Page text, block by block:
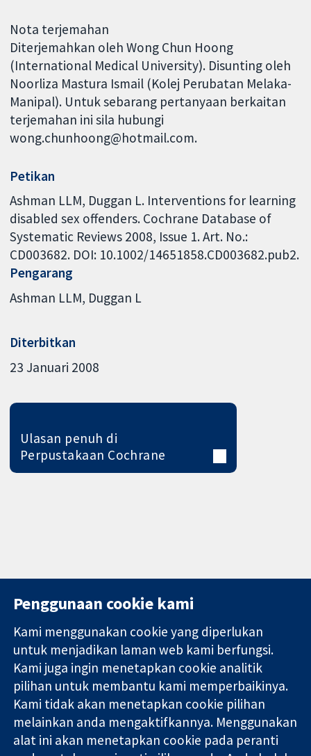
Nota terjemahan
Diterjemahkan oleh Wong Chun Hoong
(International Medical University). Disunting oleh
Noorliza Mastura Ismail (Kolej Perubatan Melaka-
Manipal). Untuk sebarang pertanyaan berkaitan
terjemahan ini sila hubungi
wong.chunhoong@hotmail.com.
Petikan
Ashman LLM, Duggan L. Interventions for learning
disabled sex offenders. Cochrane Database of
Systematic Reviews 2008, Issue 1. Art. No.:
CD003682. DOI: 10.1002/14651858.CD003682.pub2.
Pengarang
Ashman LLM Duggan L
Diterbitkan
23 Januari 2008
Ulasan penuh di
Perpustakaan Cochrane
Bukti yang
dipercayai.
keputusan
termaklum
Kesihatan yang
lebih baik
11-13 Cavendish
Square
London
W1G 0AN
United Kingdom
Hubungi kita
Berita
Pejabat
akhbar
Perihal Kami
Pekerjaan
Cochrane
Library
Penggunaan cookie kami
Kami menggunakan cookie yang diperlukan
untuk menjadikan laman web kami berfungsi.
Kami juga ingin menetapkan cookie analitik
pilihan untuk membantu kami memperbaikinya.
Kami tidak akan menetapkan cookie pilihan
melainkan anda mengaktifkannya. Menggunakan
alat ini akan menetapkan cookie pada peranti